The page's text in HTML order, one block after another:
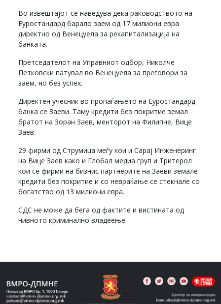
Во извештајот се наведува дека раководството на
Еуростандард барало заем од 17 милиони евра
директно од Венецуела за рекапитализација на
банката.
Претседателот на Управниот одбор, Николче
Петковски патувал во Венецуела за преговори за
заем, но без успех.
Директен учесник во пропаѓањето на Еуростандард
банка се Заеви. Таму кредити без покритие земал
братот на Зоран Заев, менторот на Филипче, Вице
Заев.
29 фирми од Струмица меѓу кои и Сарај Инженеринг
на Вице Заев како и Глобал медиа груп и Тритерол
кои се фирми на бизнис партнерите на Заеви земале
кредити без покритие и со невраќање се стекнале со
богатство од 13 милиони евра.
СДС не може да бега од фактите и вистината од
нивното криминално владеење.